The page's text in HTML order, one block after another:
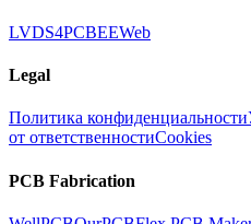
LVDS4PCBEEWeb
Legal
Политика конфиденциальности
от ответственностиCookies
PCB Fabrication